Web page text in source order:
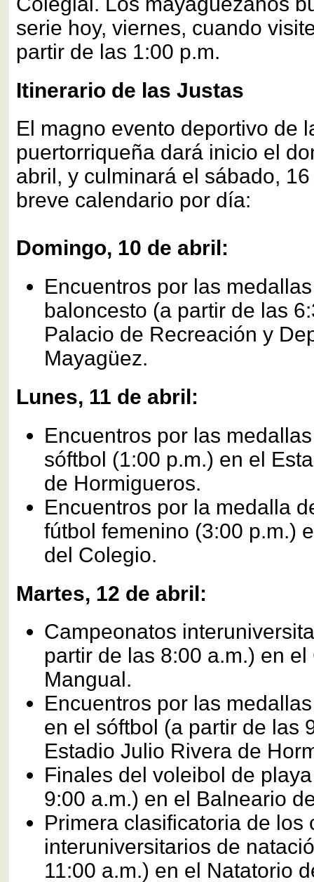
serie hoy, viernes, cuando
partir de las 1:00 p.m.
Itinerario de las Justas
El magno evento deportivo de
puertorriqueña dará inicio el
abril, y culminará el sábado,
breve calendario por día:
Domingo, 10 de abril:
Encuentros por las
baloncesto (a partir de las
Palacio de Recreación y
Mayagüez.
Lunes, 11 de abril:
Encuentros por las
sóftbol (1:00 p.m.) en el
de Hormigueros.
Encuentros por la medalla
fútbol femenino (3:00 p.m.)
del Colegio.
Martes, 12 de abril:
Campeonatos
partir de las 8:00 a.m.) en
Mangual.
Encuentros por las
en el sóftbol (a partir de las
Estadio Julio Rivera de
Finales del voleibol de
9:00 a.m.) en el Balneario
Primera clasificatoria de los
interuniversitarios de
11:00 a.m.) en el Natatorio